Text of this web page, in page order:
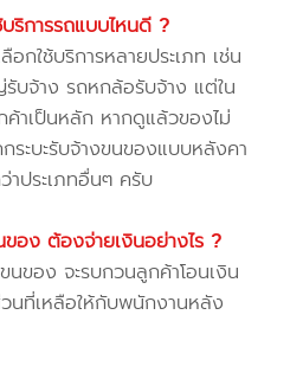
ริการรถแบบไหนดี ?
อกใช้บริการหลายประเภท เช่น
บจ้าง รถหกล้อรับจ้าง แต่ใน
าเป็นหลัก หากดูแล้วของไม่
ระบะรับจ้างขนของแบบหลังคา
าประเภทอื่นๆ ครับ
อง ต้องจ่ายเงินอย่างไร ?
ของ จะรบกวนลูกค้าโอนเงิน
นที่เหลือให้กับพนักงานหลัง